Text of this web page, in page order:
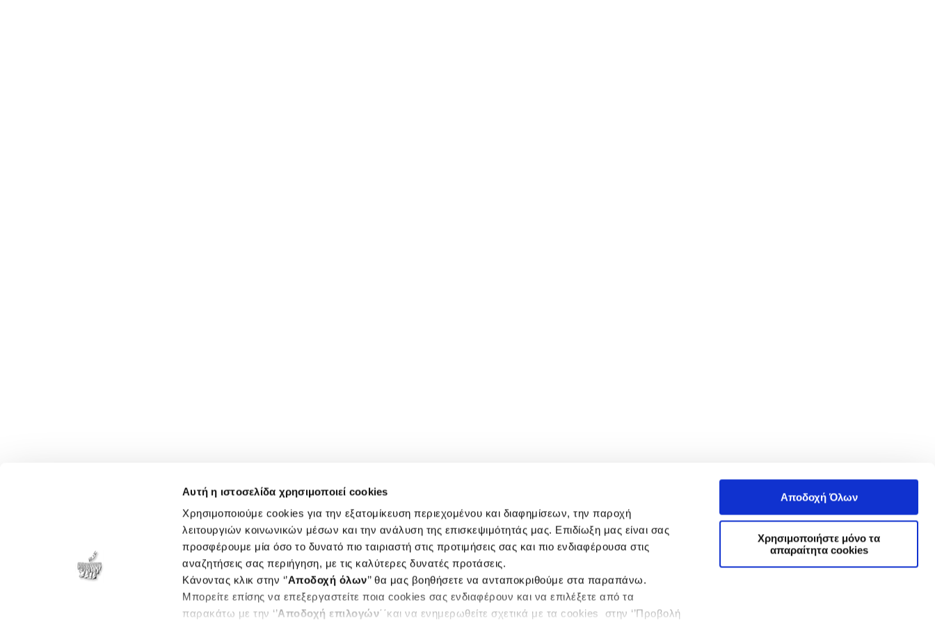
Αυτή η ιστοσελίδα χρησιμοποιεί cookies
Χρησιμοποιούμε cookies για την εξατομίκευση περιεχομένου και διαφημίσεων, την παροχή
λειτουργιών κοινωνικών μέσων και την ανάλυση της επισκεψιμότητάς μας. Επιδίωξη μας είναι σας
προσφέρουμε μία όσο το δυνατό πιο ταιριαστή στις προτιμήσεις σας και πιο ενδιαφέρουσα στις
αναζητήσεις σας περιήγηση, με τις καλύτερες δυνατές προτάσεις.
Κάνοντας κλικ στην ‘’Αποδοχή όλων’’ θα μας βοηθήσετε να ανταποκριθούμε στα παραπάνω.
Μπορείτε επίσης να επεξεργαστείτε ποια cookies σας ενδιαφέρουν και να επιλέξετε από τα
παρακάτω με την ‘’Αποδοχή επιλογών΄΄και να ενημερωθείτε σχετικά με τα cookies στην ‘’Προβολή
Αποδοχή Όλων
Χρησιμοποιήστε μόνο τα
απαραίτητα cookies